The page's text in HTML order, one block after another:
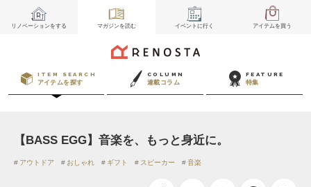
リノベーションをする マガジンを読む イベント に行く アイテムを買う
ITEM SEARCH
アイテムを探す
COLUMN
連載コラム
FEATURE
特集
【BASS EGG】音楽を、もっと身近に。
アウトドア おしゃれ ギフト スピーカー 音楽